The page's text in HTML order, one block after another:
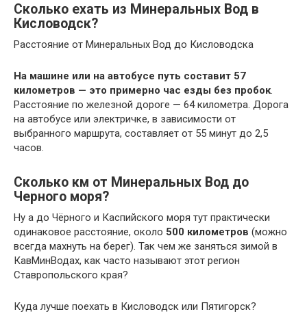
Сколько ехать из Минеральных Вод в
Кисловодск?
Расстояние от Минеральных Вод до Кисловодска
На машине или на автобусе путь составит 57
километров — это примерно час езды без пробок
Расстояние по железной дороге — 64 километра. Дорога
на автобусе или электричке, в зависимости от
выбранного маршрута, составляет от 55 минут до 2,5
часов.
Сколько км от Минеральных Вод до
Черного моря?
Ну а до Чёрного и Каспийского моря тут практически
одинаковое расстояние, около 500 километров (можно
всегда махнуть на берег). Так чем же заняться зимой в
КавМинВодах, как часто называют этот регион
Ставропольского края?
Куда лучше поехать в Кисловодск или Пятигорск?